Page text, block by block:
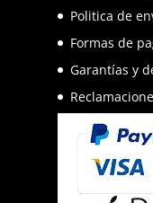
Politica de
Formas de
Garantías y